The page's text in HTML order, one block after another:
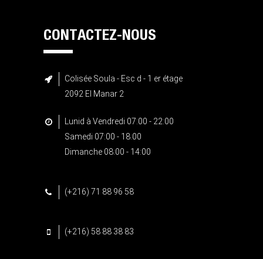
CONTACTEZ-NOUS
Colisée Soula - Esc d - 1 er étage
2092 El Manar 2
Lunid à Vendredi 07:00 - 22:00
Samedi 07:00 - 18:00
Dimanche 08:00 - 14:00
(+216) 71 88 96 58
(+216) 58 88 38 83